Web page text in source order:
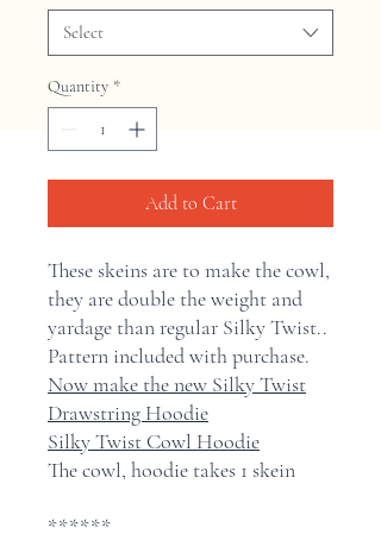
Select
Quantity *
Add to Cart
These skeins are to make the cowl,
they are double the weight and
yardage than regular Silky Twist..
Pattern included with purchase.
Now make the new Silky Twist
Drawstring Hoodie
Silky Twist Cowl Hoodie
The cowl, hoodie takes 1 skein
******